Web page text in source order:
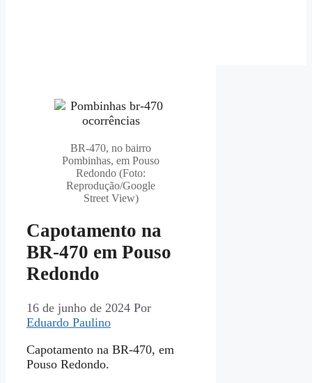
BR-470, no bairro
Pombinhas, em Pouso
Redondo (Foto:
Reprodução/Google
Street View)
Capotamento na
BR-470 em Pouso
Redondo
16 de junho de 2024 Por
Eduardo Paulino
Capotamento na BR-470, em
Pouso Redondo.